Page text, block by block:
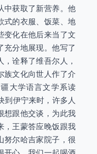
中获取了新营养。他
式的衣服、饭菜、地
变化在他后来当了文
充分地展现。他写了
诠释了维吾尔人，
族文化向世人作了介
大学语言文学系读
到伊宁来时，许多人
想跟他交谈，为此我
，王蒙答应晚饭跟我
努尔哈吉家院子，很